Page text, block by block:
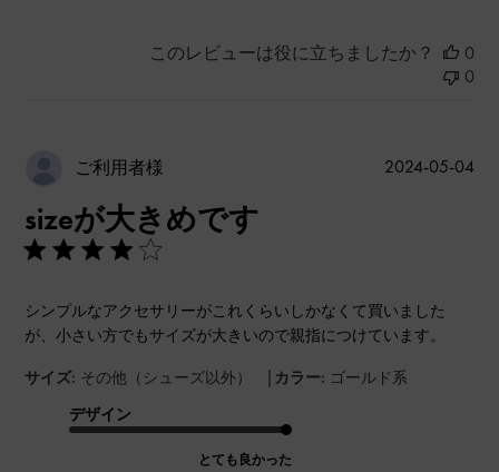
このレビューは役に立ちましたか？
0
0
ご利用者様
sizeが大きめです
シンプルなアクセサリーがこれくらいしかなくて買いました
が、小さい方でもサイズが大きいので親指につけています。
サイズ: その他（シューズ以外） | カラー: ゴールド系
デザイン
とても良かった
公
2024-05-04